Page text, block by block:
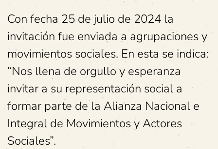
Con fecha 25 de julio de 2024 la
invitación fue enviada a agrupaciones y
movimientos sociales. En esta se indica:
“Nos llena de orgullo y esperanza
invitar a su representación social a
formar parte de la Alianza Nacional e
Integral de Movimientos y Actores
Sociales”.